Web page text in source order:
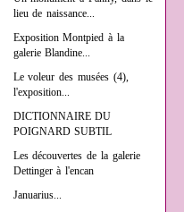
lieu de naissance...
Exposition Montpied à la
galerie Blandine...
Le voleur des musées (4),
l'exposition...
DICTIONNAIRE DU
POIGNARD SUBTIL
Les découvertes de la galerie
Dettinger à l'encan
Januarius...